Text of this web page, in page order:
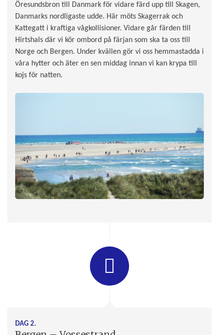
Öresundsbron till Danmark för vidare färd upp till Skagen,
Danmarks nordligaste udde. Här möts Skagerrak och
Kattegatt i kraftiga vågkollisioner. Vidare går färden till
Hirtshals där vi kör ombord på färjan som ska ta oss till
Norge och Bergen. Under kvällen gör vi oss hemmastadda i
våra hytter och äter en sen middag innan vi kan krypa till
kojs för natten.
DAG 2.